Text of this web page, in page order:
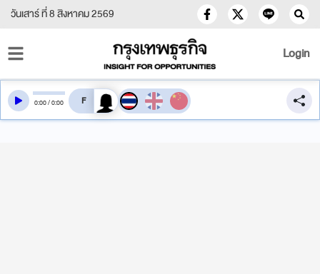
วันเสาร์ ที่ 8 สิงหาคม 2569
Login
0:00/0:00 สลับเสียงอ่าน